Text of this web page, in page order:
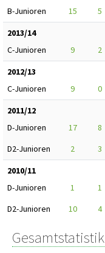
B-Junioren
15 5
2013/14
C-Junioren
9 2
2012/13
C-Junioren
9 0
2011/12
D-Junioren
17 8
D2-Junioren
2 3
2010/11
D-Junioren
1 1
D2-Junioren
10 4
Gesamtstatistik